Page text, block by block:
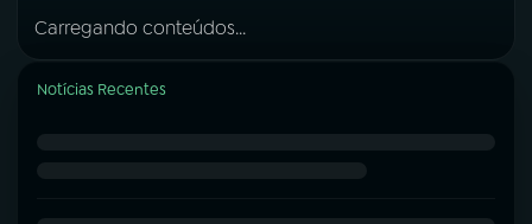
Carregando conteúdos...
Notícias Recentes